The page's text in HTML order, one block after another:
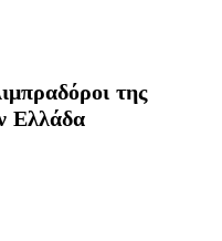
της
Ελλάδα